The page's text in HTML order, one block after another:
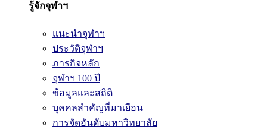
รู้จักจุฬาฯ
แนะนำจุฬาฯ
ประวัติจุฬาฯ
ภารกิจหลัก
จุฬาฯ 100 ปี
ข้อมูลและสถิติ
บุคคลสำคัญที่มาเยือน
การจัดอันดับมหาวิทยาลัย